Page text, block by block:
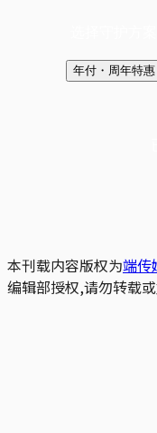
年付・周年特惠
本刊载内容版权为端传
编辑部授权,请勿转载